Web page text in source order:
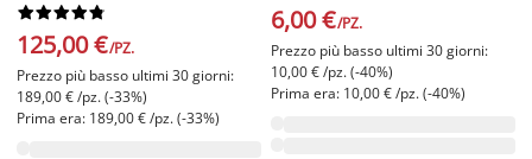






125,00 €/PZ.
Prezzo più basso ultimi 30 giorni:
189,00 € /pz. (-33%)
Prima era: 189,00 € /pz. (-33%)
6,00 €/PZ.
Prezzo più basso ultimi 30 giorni:
10,00 € /pz. (-40%)
Prima era: 10,00 € /pz. (-40%)